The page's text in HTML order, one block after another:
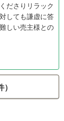
ださりリラック
しても謙虚に答
しい売主様との